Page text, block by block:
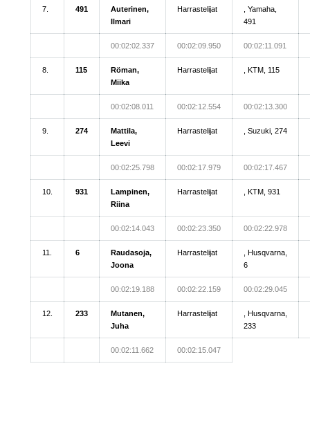
7. 491
Auterinen,
Ilmari
Harrastelijat
, Yamaha,
491
00:02:02.337 00:02:09.950 00:02:11.091
8. 115
Röman,
Miika
Harrastelijat , KTM, 115
00:02:08.011 00:02:12.554 00:02:13.300
9. 274
Mattila,
Leevi
Harrastelijat , Suzuki, 274
00:02:25.798 00:02:17.979 00:02:17.467
10. 931
Lampinen,
Riina
Harrastelijat , KTM, 931
00:02:14.043 00:02:23.350 00:02:22.978
11. 6
Raudasoja,
Joona
Harrastelijat
, Husqvarna,
6
00:02:19.188 00:02:22.159 00:02:29.045
12. 233
Mutanen,
Juha
Harrastelijat
, Husqvarna,
233
00:02:11.662 00:02:15.047